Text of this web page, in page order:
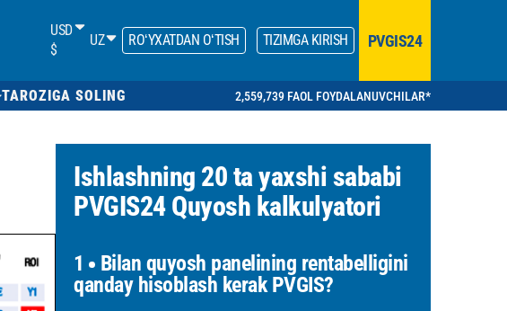
USD
$
UZ ROʻYXATDAN OʻTISH TIZIMGA KIRISH PVGIS24
TAROZIGA SOLING 2,559,739 FAOL FOYDALANUVCHILAR*
Ishlashning 20 ta yaxshi sababi
PVGIS24 Quyosh kalkulyatori
1
Bilan quyosh panelining rentabelligini
qanday hisoblash kerak PVGIS?